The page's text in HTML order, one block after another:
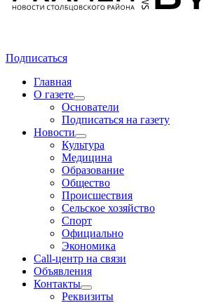
Подписаться
Главная
О газете
Основатели
Подписаться на газету
Новости
Культура
Медицина
Образование
Общество
Происшествия
Сельское хозяйство
Спорт
Официально
Экономика
Call-центр на связи
Объявления
Контакты
Реквизиты